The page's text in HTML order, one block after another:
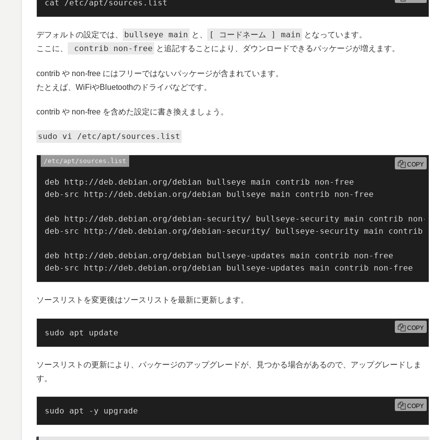
cat /etc/apt/sources.list
デフォルトの設定では、 bullseye main と、 [ コードネーム ] main となっています。
ここに、
contrib non-free と追記することにより、ダウンロードできるパッケージが増えます。
contrib や non-free にはフリーではないパッケージが含まれています。
たとえば、WiFiやBluetoothのドライバなどです。
contrib や non-free を含めた設定に書き換えましょう。
sudo vi /etc/apt/sources.list
/etc/apt/sources.list
deb http://deb.debian.org/debian bullseye main contrib non-free
deb-src http://deb.debian.org/debian bullseye main contrib non-free
deb http://deb.debian.org/debian-security/ bullseye-security main contrib non-
deb-src http://deb.debian.org/debian-security/ bullseye-security main contrib
deb http://deb.debian.org/debian bullseye-updates main contrib non-free
deb-src http://deb.debian.org/debian bullseye-updates main contrib non-free
COPY
ソースリストを変更後はソースリストを最新に更新します。
sudo apt update COPY
ソースリストの更新により、パッケージのアップグレードが、見つかる場合があるので、アップグレードしま
す。
sudo apt -y upgrade COPY